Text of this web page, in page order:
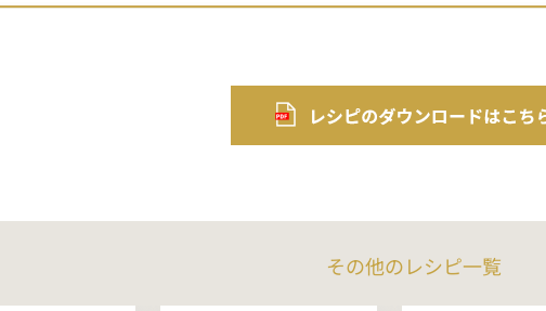
その他のレシピ一覧